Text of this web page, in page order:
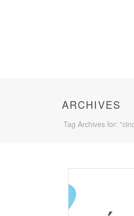
ARCHIVES
Tag Archives for: